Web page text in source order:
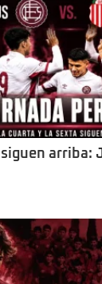
arriba: